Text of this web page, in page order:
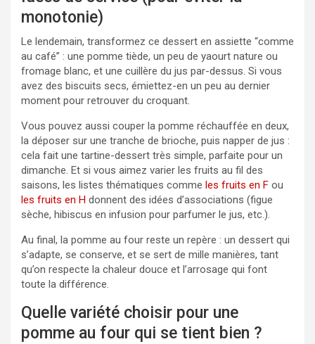
monotonie)
Le lendemain, transformez ce dessert en assiette “comme
au café” : une pomme tiède, un peu de yaourt nature ou
fromage blanc, et une cuillère du jus par-dessus. Si vous
avez des biscuits secs, émiettez-en un peu au dernier
moment pour retrouver du croquant.
Vous pouvez aussi couper la pomme réchauffée en deux,
la déposer sur une tranche de brioche, puis napper de jus :
cela fait une tartine-dessert très simple, parfaite pour un
dimanche. Et si vous aimez varier les fruits au fil des
saisons, les listes thématiques comme les fruits en F ou
les fruits en H donnent des idées d’associations (figue
sèche, hibiscus en infusion pour parfumer le jus, etc.).
Au final, la pomme au four reste un repère : un dessert qui
s’adapte, se conserve, et se sert de mille manières, tant
qu’on respecte la chaleur douce et l’arrosage qui font
toute la différence.
Quelle variété choisir pour une
pomme au four qui se tient bien ?